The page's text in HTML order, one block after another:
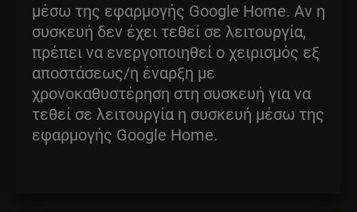
μέσω της εφαρμογής Google Home. Αν η
συσκευή δεν έχει τεθεί σε λειτουργία,
πρέπει να ενεργοποιηθεί ο χειρισμός εξ
αποστάσεως/η έναρξη με
χρονοκαθυστέρηση στη συσκευή για να
τεθεί σε λειτουργία η συσκευή μέσω της
εφαρμογής Google Home.